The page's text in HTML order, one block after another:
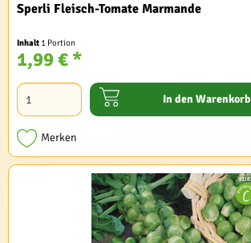
Sperli Fleisch-Tomate Marmande
Inhalt 1 Portion
1,99 € *
In den Warenkorb
Merken